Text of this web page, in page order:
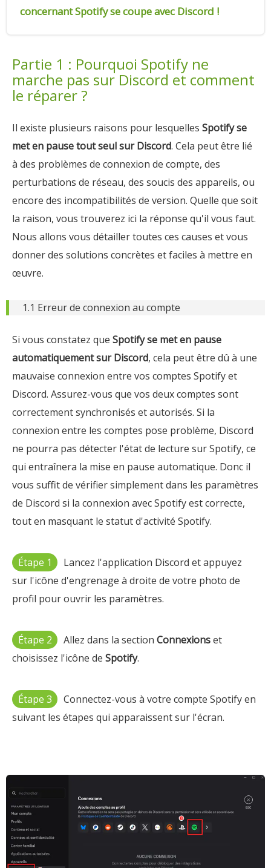
concernant Spotify se coupe avec Discord !
Partie 1 : Pourquoi Spotify ne
marche pas sur Discord et comment
le réparer ?
Il existe plusieurs raisons pour lesquelles Spotify se
met en pause tout seul sur Discord. Cela peut être lié
à des problèmes de connexion de compte, des
perturbations de réseau, des soucis des appareils, ou
encore des incompatibilités de version. Quelle que soit
la raison, vous trouverez ici la réponse qu'il vous faut.
Nous allons vous détailler toutes ces causes et vous
donner des solutions concrètes et faciles à mettre en
œuvre.
1.1 Erreur de connexion au compte
Si vous constatez que Spotify se met en pause
automatiquement sur Discord, cela peut être dû à une
mauvaise connexion entre vos comptes Spotify et
Discord. Assurez-vous que vos deux comptes sont
correctement synchronisés et autorisés. Si la
connexion entre les comptes pose problème, Discord
ne pourra pas détecter l'état de lecture sur Spotify, ce
qui entraînera la mise en pause automatique. Donc il
vous suffit de vérifier simplement dans les paramètres
de Discord si la connexion avec Spotify est correcte,
tout en masquant le statut d'activité Spotify.
Étape 1
Lancez l'application Discord et appuyez
sur l'icône d'engrenage à droite de votre photo de
profil pour ouvrir les paramètres.
Étape 2 Allez dans la section Connexionset
choisissez l'icône de Spotify.
Étape 3
Connectez-vous à votre compte Spotify en
suivant les étapes qui apparaissent sur l'écran.